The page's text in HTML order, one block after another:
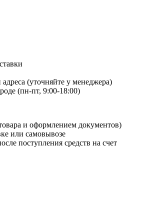
(уточняйте у менеджера)
(пн-пт, 9:00-18:00)
и оформлением документов)
или самовывозе
поступления средств на счет